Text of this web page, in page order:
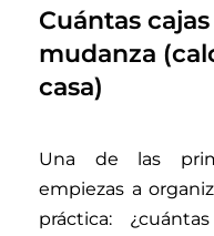
Cuántas
mudanza
casa)
Una de las
empiezas a
práctica: